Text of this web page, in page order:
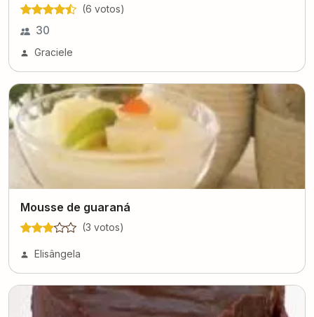
(6 votos)
30
Graciele
Mousse de guaraná
(3 votos)
Elisângela